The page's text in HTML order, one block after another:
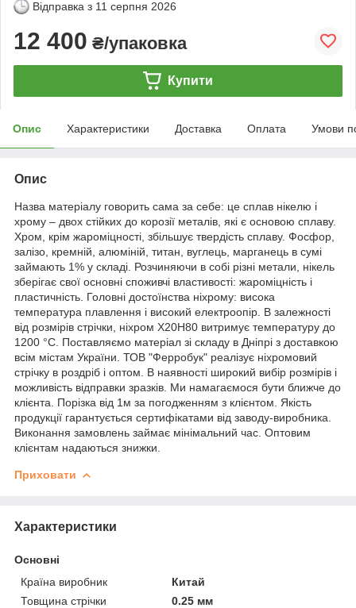
Відправка з 11 серпня 2026
12 400 ₴/упаковка
Купити
Опис Характеристики Доставка Оплата Умови
Опис
Назва матеріалу говорить сама за себе: це сплав нікелю і
хрому – двох стійких до корозії металів, які є основою сплаву.
Хром, крім жароміцності, збільшує твердість сплаву. Фосфор,
залізо, кремній, алюміній, титан, вуглець, марганець в сумі
займають 1% у складі. Розчиняючи в собі різні метали, нікель
зберігає свої основні споживчі властивості: жароміцність і
пластичність. Головні достоїнства ніхрому: висока
температура плавлення і високий електроопір. В залежності
від розмірів стрічки, ніхром Х20Н80 витримує температуру до
1200 °C. Поставляємо матеріал зі складу в Дніпрі з доставкою
всім містам України. ТОВ "Ферробук" реалізує ніхромовий
стрічку в роздріб і оптом. В наявності широкий вибір розмірів і
можливість відправки зразків. Ми намагаємося бути ближче до
клієнта. Порізка від 1м за погодженням з клієнтом. Якість
продукції гарантується сертифікатами від заводу-виробника.
Виконання замовлень займає мінімальний час. Оптовим
клієнтам надаються знижки.
Приховати
Характеристики
Основні
Країна виробник
Китай
Товщина стрічки
0.25 мм